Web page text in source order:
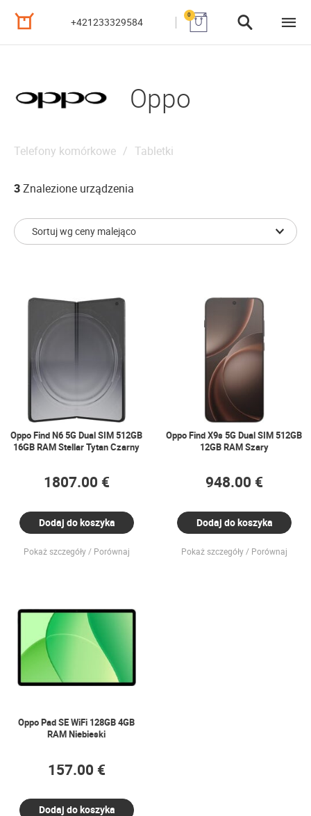
+421233329584
0
Oppo
Telefony komórkowe Tabletki
3 Znalezione urządzenia
Oppo Find N6 5G Dual SIM 512GB
16GB RAM Stellar Tytan Czarny
1807.00 €
Dodaj do koszyka
Pokaż szczegóły Porównaj
Oppo Find X9s 5G Dual SIM 512GB
12GB RAM Szary
948.00 €
Dodaj do koszyka
Pokaż szczegóły Porównaj
Oppo Pad SE WiFi 128GB 4GB
RAM Niebieski
157.00 €
Dodaj do koszyka